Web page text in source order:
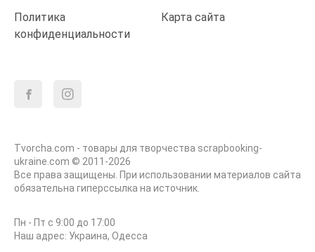
Политика
конфиденциальности
Карта сайта
Tvorcha.com - товары для творчества scrapbooking-
ukraine.com © 2011-2026
Все права защищены. При использовании материалов сайта
обязательна гиперссылка на источник.
Пн - Пт с 9:00 до 17:00
Наш адрес: Украина, Одесса